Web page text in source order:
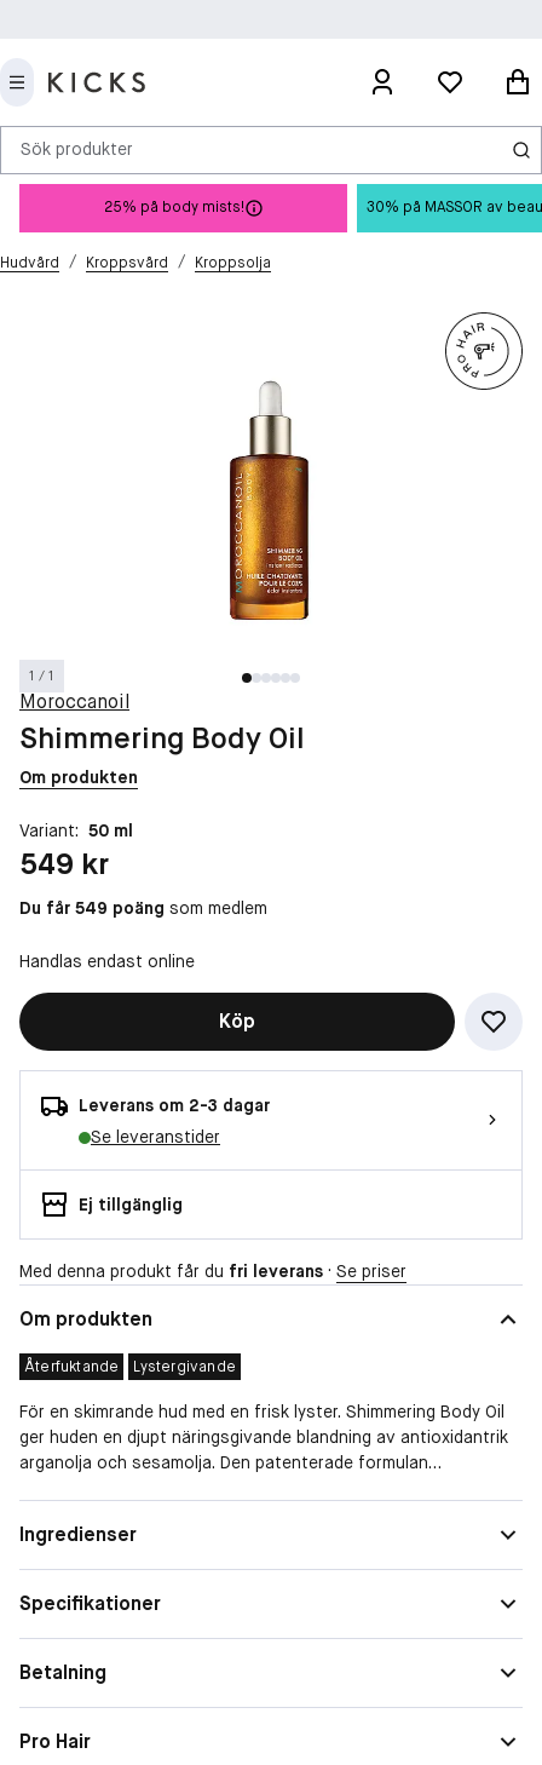
Sök produkter
25% på body mists! 30% på MASSOR av
Hudvård / Kroppsvård / Kroppsolja
1 / 1
Moroccanoil
Shimmering Body Oil
Om produkten
Variant: 50 ml
Pris: 549 kr
549 kr
Du får 549 poäng som medlem
Handlas endast online
Köp
Leverans om 2-3 dagar
Se leveranstider
Ej tillgänglig
Med denna produkt får du fri leverans · Se priser
Om produkten
Återfuktande Lystergivande
För en skimrande hud med en frisk lyster. Shimmering Body Oil
ger huden en djupt näringsgivande blandning av antioxidantrik
arganolja och sesamolja. Den patenterade formulan
utseende.
medelhavsinspirerad blandning av kryddig bärnsten och söta
blomdofter.
Ingredienser
Specifikationer
Betalning
Pro Hair